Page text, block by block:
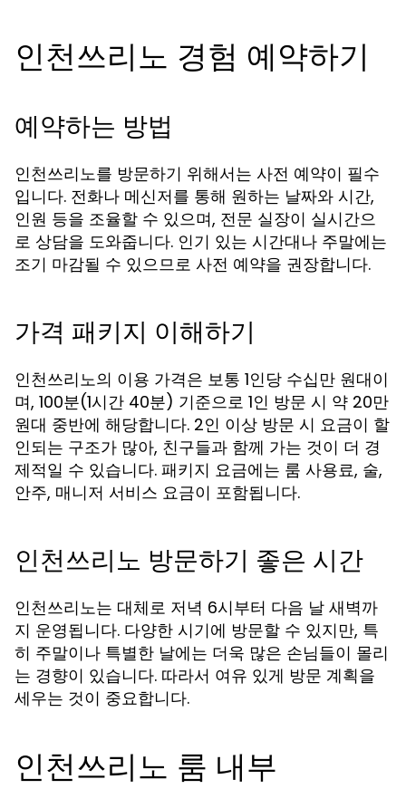
인천쓰리노 경험 예약하기
예약하는 방법
인천쓰리노를 방문하기 위해서는 사전 예약이 필수
입니다. 전화나 메신저를 통해 원하는 날짜와 시간,
인원 등을 조율할 수 있으며, 전문 실장이 실시간으
로 상담을 도와줍니다. 인기 있는 시간대나 주말에는
조기 마감될 수 있으므로 사전 예약을 권장합니다.
가격 패키지 이해하기
인천쓰리노의 이용 가격은 보통 1인당 수십만 원대이
며, 100분(1시간 40분) 기준으로 1인 방문 시 약 20만
원대 중반에 해당합니다. 2인 이상 방문 시 요금이 할
인되는 구조가 많아, 친구들과 함께 가는 것이 더 경
제적일 수 있습니다. 패키지 요금에는 룸 사용료, 술,
안주, 매니저 서비스 요금이 포함됩니다.
인천쓰리노 방문하기 좋은 시간
인천쓰리노는 대체로 저녁 6시부터 다음 날 새벽까
지 운영됩니다. 다양한 시기에 방문할 수 있지만, 특
히 주말이나 특별한 날에는 더욱 많은 손님들이 몰리
는 경향이 있습니다. 따라서 여유 있게 방문 계획을
세우는 것이 중요합니다.
인천쓰리노 룸 내부